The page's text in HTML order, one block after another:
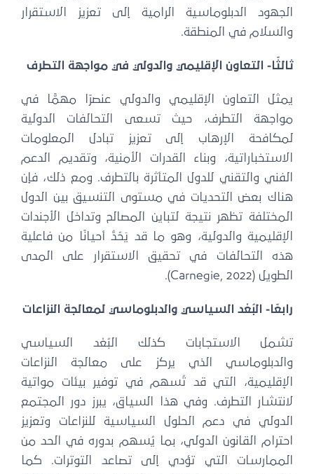
الجهود الدبلوماسية الرامية إلى تعزيز الاستقرار
والسلام في المنطقة.
ثالثًا- التعاون الإقليمي والدولي في مواجهة التطرف
يمثل التعاون الإقليمي والدولي عنصرًا مهمًّا في
مواجهة التطرف، حيث تسعى التحالفات الدولية
لمكافحة الإرهاب إلى تعزيز تبادل المعلومات
الاستخباراتية، وبناء القدرات الأمنية، وتقديم الدعم
الفني والتقني للدول المتأثرة بالتطرف. ومع ذلك، فإن
هناك بعض التحديات في مستوى التنسيق بين الدول
المختلفة تظهر نتيجة لتباين المصالح وتداخل الأجندات
الإقليمية والدولية، وهو ما قد يَحُدُّ أحيانًا من فاعلية
هذه التحالفات في تحقيق الاستقرار على المدى
الطويل (Carnegie, 2022).
رابعًا- البُعْد السياسي والدبلوماسي لمعالجة النزاعات
تشمل الاستجابات كذلك البُعْد السياسي
والدبلوماسي الذي يركز على معالجة النزاعات
الإقليمية، التي قد تُسهم في توفير بيئات مواتية
لانتشار التطرف. وفي هذا السياق، يبرز دور المجتمع
الدولي في دعم الحلول السياسية للنزاعات وتعزيز
احترام القانون الدولي، بما يُسهم بدوره في الحد من
الممارسات التي تؤدي إلى تصاعد التوترات. كما